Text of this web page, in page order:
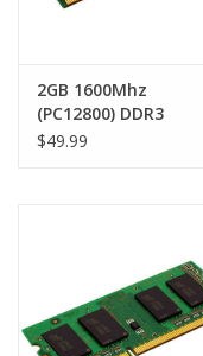
2GB 1600Mhz
(PC12800) DDR3
SODIMM 204 pin RAM
$49.99